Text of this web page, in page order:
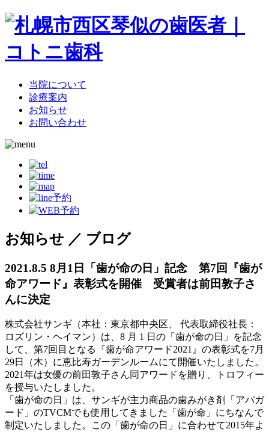
当院について
診療案内
お知らせ
お問い合わせ
お知らせ ／ ブログ
2021.8.5 8月1日「歯が命の日」記念 第7回『歯が
命アワード』表彰式を開催 受賞者は前田敦子さ
んに決定
株式会社サンギ（本社：東京都中央区、 代表取締役社長：
ロズリン・ヘイマン）は、8 月 1 日の「歯が命の日」を記念
して、第7回目となる『歯が命アワード2021』の表彰式を7月
29日（木）に恵比寿ガーデンルームにて開催いたしました。
2021年は女優の前田敦子さん同アワードを贈り、トロフィー
を授与いたしました。
「歯が命の日」は、サンギが主力商品の歯みがき剤「アパガ
ード」のTVCMでも使用してきました「歯が命」にちなんで
制定いたしました。この「歯が命の日」に合わせて2015年よ